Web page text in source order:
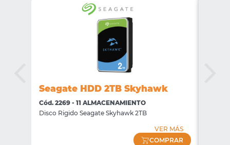
Seagate HDD 2TB Skyhawk
Cód. 2269 - 11 ALMACENAMIENTO
Disco Rigido Seagate Skyhawk 2TB
VER MÁS
COMPRAR